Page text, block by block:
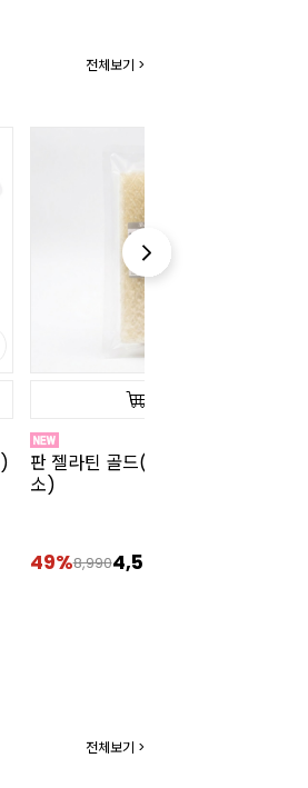
전체보기 >
판젤라틴 골드(1kg/소)
27%54,99039,900원
전체보기 >